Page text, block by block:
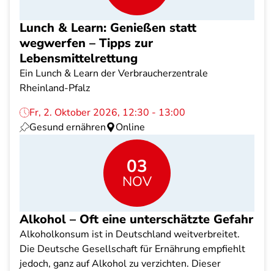
Lunch & Learn: Genießen statt
wegwerfen – Tipps zur
Lebensmittelrettung
Ein Lunch & Learn der Verbraucherzentrale
Rheinland-Pfalz
Fr, 2. Oktober 2026, 12:30 - 13:00
Gesund ernähren
Online
03
NOV
Alkohol – Oft eine unterschätzte Gefahr
Alkoholkonsum ist in Deutschland weitverbreitet.
Die Deutsche Gesellschaft für Ernährung empfiehlt
jedoch, ganz auf Alkohol zu verzichten. Dieser